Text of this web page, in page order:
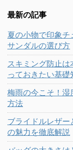
最新の記事
夏の小物で印象チ
サンダルの選び方
スキミング防止
っておきたい基礎
梅雨の今こそ！湿
方法
ブライドルレザ
の魅力を徹底解説